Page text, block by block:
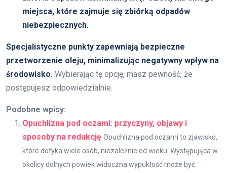
miejsca, które zajmuje się zbiórką odpadów
niebezpiecznych.
Specjalistyczne punkty zapewniają bezpieczne
przetworzenie oleju, minimalizując negatywny wpływ na
środowisko. Wybierając tę opcję, masz pewność, że
postępujesz odpowiedzialnie.
Podobne wpisy:
Opuchlizna pod oczami: przyczyny, objawy i
sposoby na redukcję Opuchlizna pod oczami to zjawisko,
które dotyka wiele osób, niezależnie od wieku. Występująca w
okolicy dolnych powiek widoczna wypukłość może być